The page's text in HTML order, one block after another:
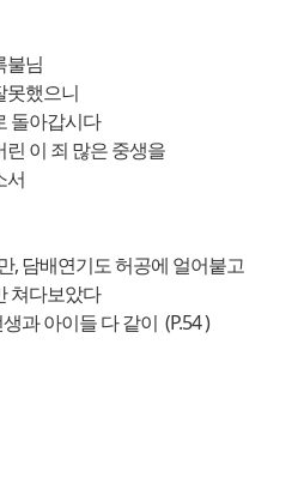
님
으니
갑시다
죄 많은 중생을
연기도 허공에 얼어붙고
보았다
이들 다 같이 (P.54 )